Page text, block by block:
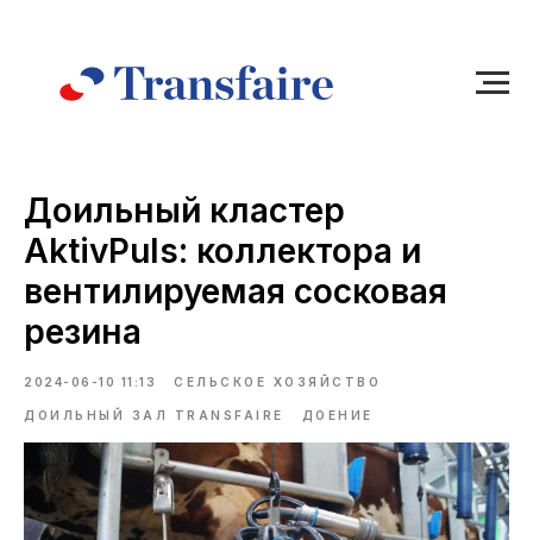
Доильный кластер
AktivPuls: коллектора и
вентилируемая сосковая
резина
2024-06-10 11:13 СЕЛЬСКОЕ ХОЗЯЙСТВО
ДОИЛЬНЫЙ ЗАЛ TRANSFAIRE ДОЕНИЕ